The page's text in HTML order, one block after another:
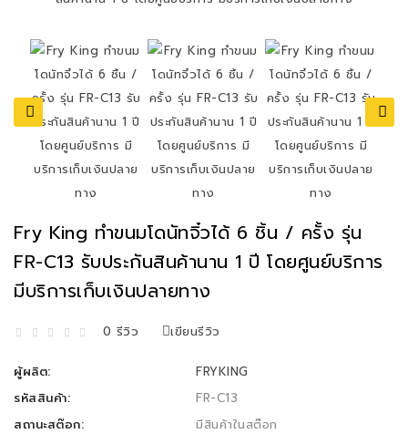
Fry King ทำขนมโดนัทจิ๋วได้ 6 ชิ้น / ครั้ง รุ่น
FR-C13 รับประกันสินค้านาน 1 ปี โดยศูนย์บริการ
มีบริการเก็บเงินปลายทาง
0 รีวิว เขียนรีวิว
ผู้ผลิต:
FRYKING
รหัสสินค้า:
FR-C13
สถานะสต๊อก:
มีสินค้าในสต๊อก